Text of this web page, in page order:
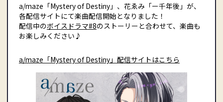
a/maze「Mystery of Destiny」、花ゑみ「ー千年後」が、
各配信サイトにて楽曲配信開始となりました！
配信中のボイスドラマ#8のストーリーと合わせて、楽曲も
お楽しみください♪
a/maze「Mystery of Destiny」配信サイトはこちら